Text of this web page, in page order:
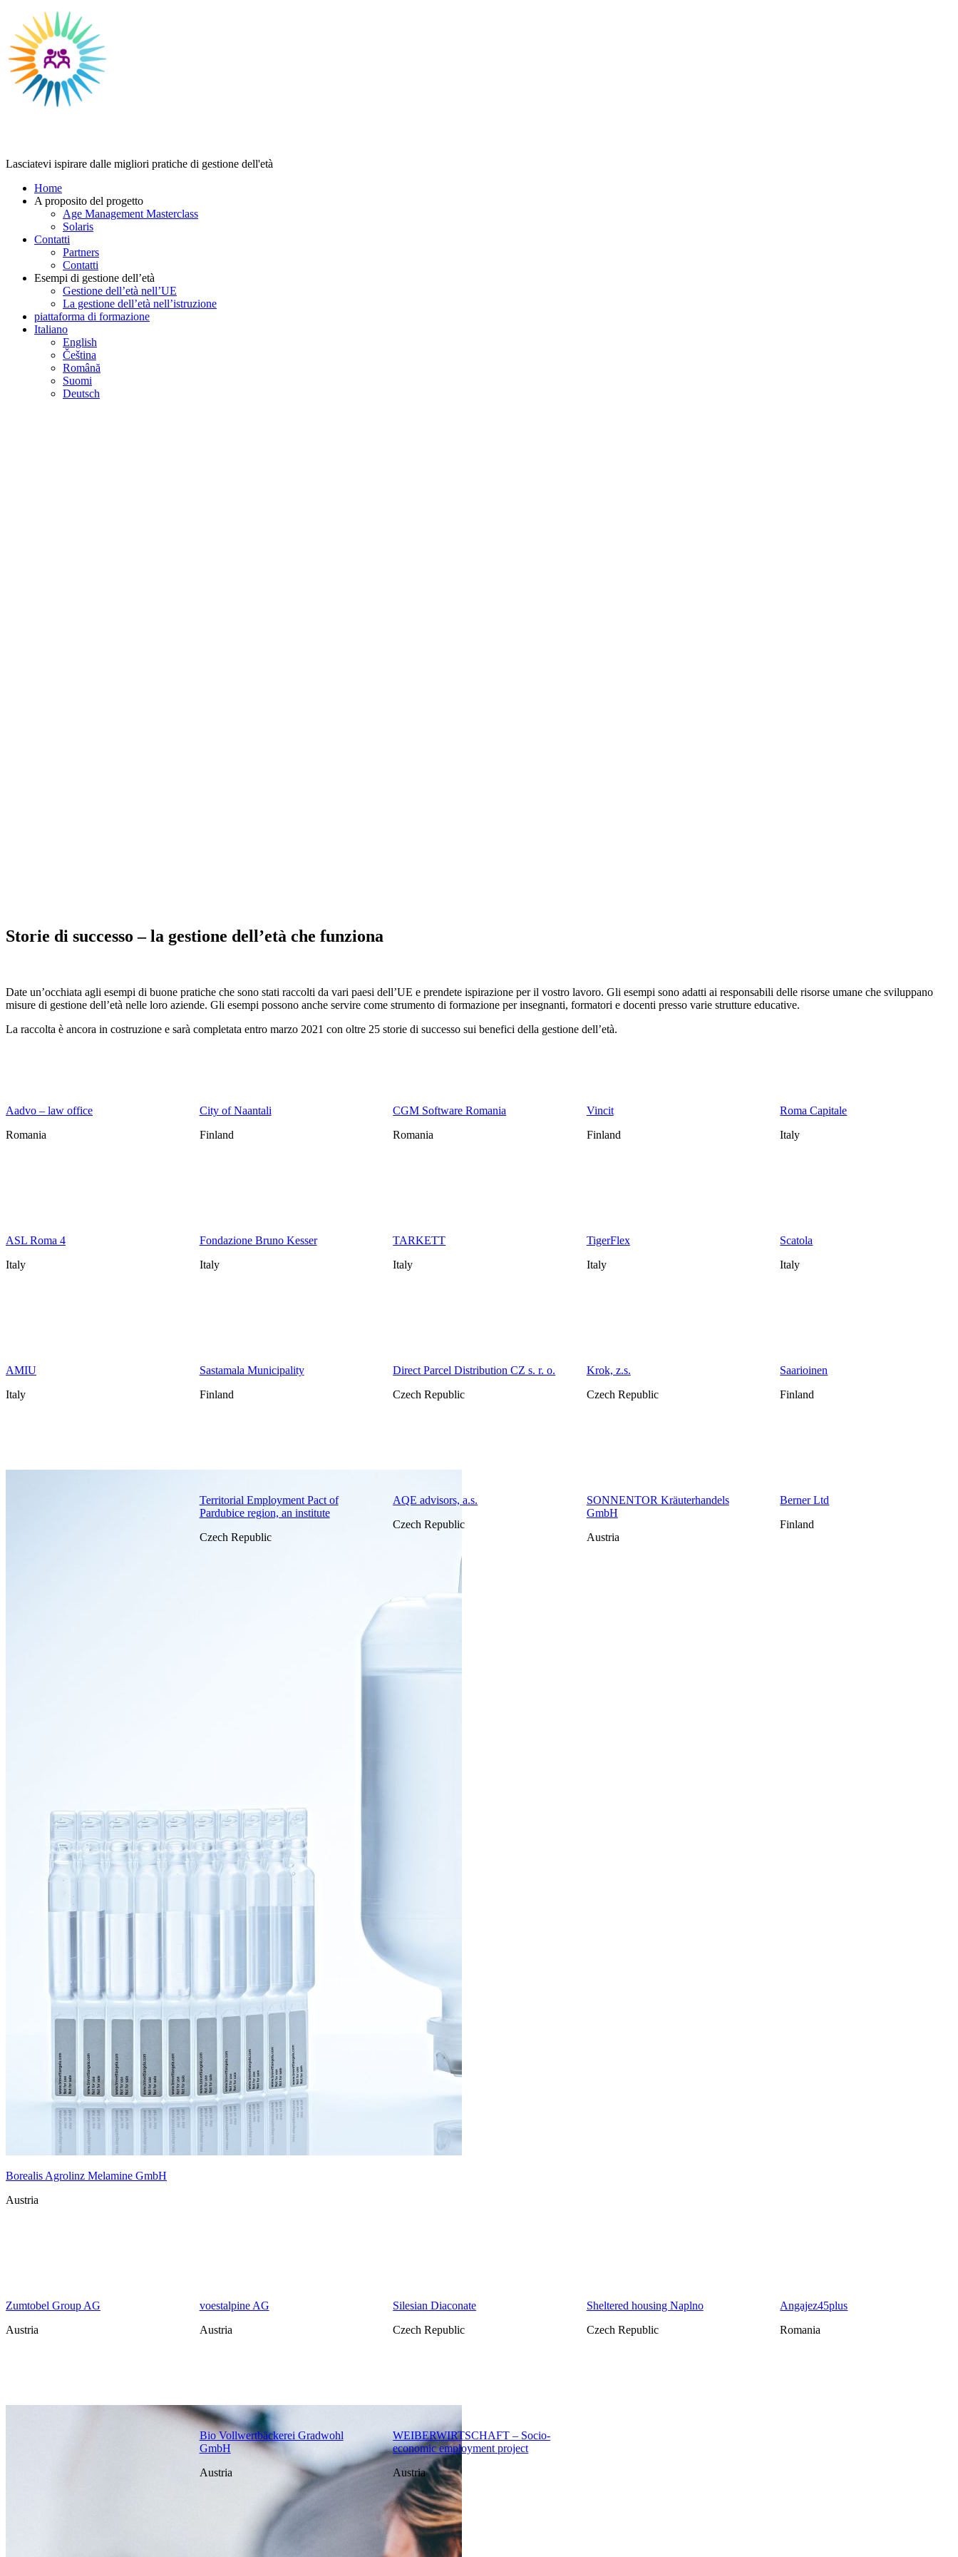
Lasciatevi ispirare dalle migliori pratiche di gestione dell'età
Home
A proposito del progetto
Age Management Masterclass
Solaris
Contatti
Partners
Contatti
Esempi di gestione dell’età
Gestione dell’età nell’UE
La gestione dell’età nell’istruzione
piattaforma di formazione
Italiano
English
Čeština
Română
Suomi
Deutsch
Storie di successo – la gestione dell’età che funziona
Date un’occhiata agli esempi di buone pratiche che sono stati raccolti da vari paesi dell’UE e prendete ispirazione per il vostro lavoro. Gli esempi sono adatti ai responsabili delle risorse umane che sviluppano
misure di gestione dell’età nelle loro aziende. Gli esempi possono anche servire come strumento di formazione per insegnanti, formatori e docenti presso varie strutture educative.
La raccolta è ancora in costruzione e sarà completata entro marzo 2021 con oltre 25 storie di successo sui benefici della gestione dell’età.
Aadvo – law office
Romania
City of Naantali
Finland
CGM Software Romania
Romania
Vincit
Finland
Roma Capitale
Italy
ASL Roma 4
Italy
Fondazione Bruno Kesser
Italy
TARKETT
Italy
TigerFlex
Italy
Scatola
Italy
AMIU
Italy
Sastamala Municipality
Finland
Direct Parcel Distribution CZ s. r. o.
Czech Republic
Krok, z.s.
Czech Republic
Saarioinen
Finland
Borealis Agrolinz Melamine GmbH
Austria
Territorial Employment Pact of
Pardubice region, an institute
Czech Republic
AQE advisors, a.s.
Czech Republic
SONNENTOR Kräuterhandels
GmbH
Austria
Berner Ltd
Finland
Zumtobel Group AG
Austria
voestalpine AG
Austria
Silesian Diaconate
Czech Republic
Sheltered housing Naplno
Czech Republic
Angajez45plus
Romania
Bio Vollwertbäckerei Gradwohl
GmbH
Austria
WEIBERWIRTSCHAFT – Socio-
economic employment project
Austria